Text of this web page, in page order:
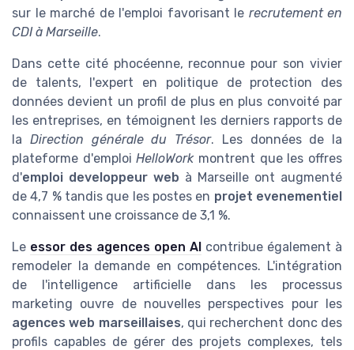
sur le marché de l'emploi favorisant le recrutement en
CDI à Marseille.
Dans cette cité phocéenne, reconnue pour son vivier
de talents, l'expert en politique de protection des
données devient un profil de plus en plus convoité par
les entreprises, en témoignent les derniers rapports de
la Direction générale du Trésor. Les données de la
plateforme d'emploiHelloWorkmontrent que les offres
d'emploi developpeur web à Marseille ont augmenté
de 4,7 % tandis que les postes en projet evenementiel
connaissent une croissance de 3,1 %.
Le essor des agences open AI contribue également à
remodeler la demande en compétences. L'intégration
de l'intelligence artificielle dans les processus
marketing ouvre de nouvelles perspectives pour les
agences web marseillaises, qui recherchent donc des
profils capables de gérer des projets complexes, tels